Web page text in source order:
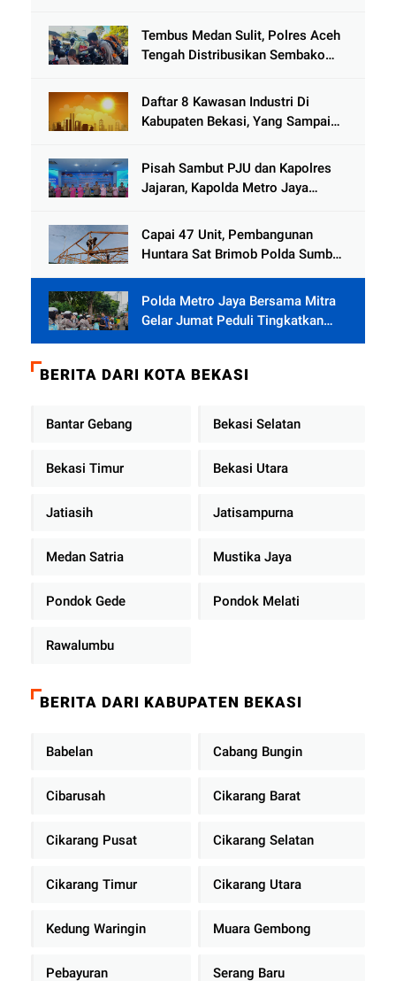
Tembus Medan Sulit, Polres Aceh
Tengah Distribusikan Sembako
Jamat
Daftar 8 Kawasan Industri Di
Kabupaten Bekasi, Yang Sampai
Pisah Sambut PJU dan Kapolres
Jajaran, Kapolda Metro Jaya
Diperkuat
Capai 47 Unit, Pembangunan
Huntara Sat Brimob Polda Sumbar
Polda Metro Jaya Bersama Mitra
Gelar Jumat Peduli Tingkatkan
Kepedulian Sosial
BERITA DARI KOTA BEKASI
Bantar Gebang Bekasi Selatan
Bekasi Timur Bekasi Utara
Jatiasih Jatisampurna
Medan Satria Mustika Jaya
Pondok Gede Pondok Melati
Rawalumbu
BERITA DARI KABUPATEN BEKASI
Babelan Cabang Bungin
Cibarusah Cikarang Barat
Cikarang Pusat Cikarang Selatan
Cikarang Timur Cikarang Utara
Kedung Waringin Muara Gembong
Pebayuran Serang Baru